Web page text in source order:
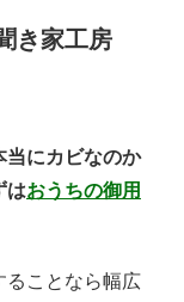
き家工房
当にカビなのか
はおうちの御用
ることなら幅広